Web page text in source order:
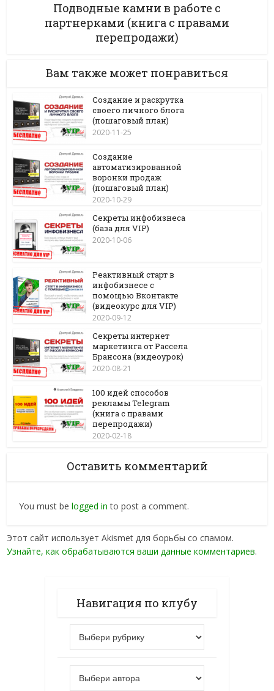
Подводные камни в работе с
партнерками (книга с правами
перепродажи)
Вам также может понравиться
Создание и раскрутка
своего личного блога
(пошаговый план)
2020-11-25
Создание
автоматизированной
воронки продаж
(пошаговый план)
2020-10-29
Секреты инфобизнеса
(база для VIP)
2020-10-06
Реактивный старт в
инфобизнесе с
помощью Вконтакте
(видеокурс для VIP)
2020-09-12
Секреты интернет
маркетинга от Рассела
Брансона (видеоурок)
2020-08-21
100 идей способов
рекламы Telegram
(книга с правами
перепродажи)
2020-02-18
Оставить комментарий
You must belogged in to post a comment.
Этот сайт использует Akismet для борьбы со спамом.
Узнайте, как обрабатываются ваши данные комментариев.
Навигация по клубу